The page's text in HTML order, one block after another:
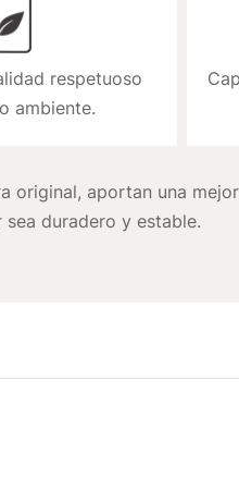
respetuoso
ambiente.
original, aportan una
duradero y estable.